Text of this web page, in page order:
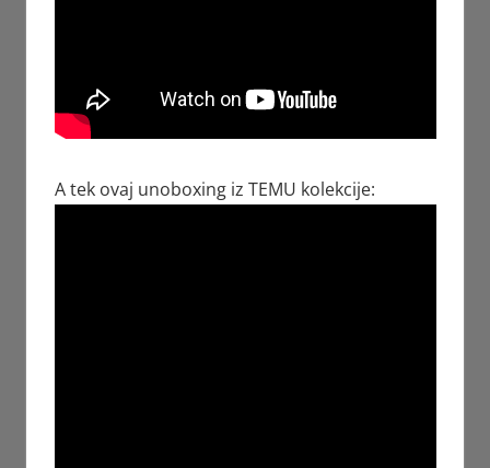
A tek ovaj unoboxing iz TEMU kolekcije: